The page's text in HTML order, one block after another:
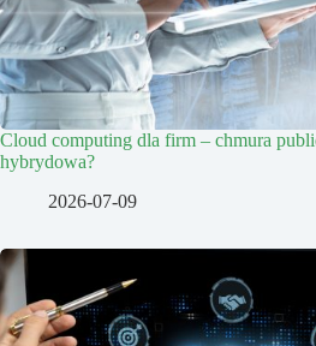
Cloud computing dla firm – chmura
hybrydowa?
2026-07-09